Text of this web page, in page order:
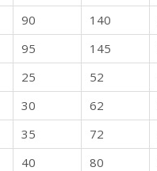
90 140
95 145
25 52
30 62
35 72
40 80